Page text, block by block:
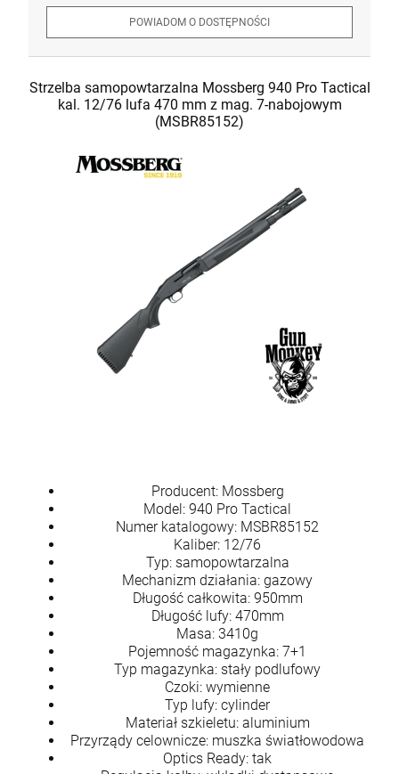
szt.
DO KOSZYKA
Pistolet HoG Sport v.1 (RA9) kal. 9x19mm
1 699,00 zł
1 990,00 zł
1 990,00 zł
szt.
DO KOSZYKA
POWIADOM O DOSTĘPNOŚCI
Strzelba samopowtarzalna Mossberg 940 Pro Tactical
kal. 12/76 lufa 470 mm z mag. 7-nabojowym
(MSBR85152)
Producent: Mossberg
Model: 940 Pro Tactical
Numer katalogowy: MSBR85152
Kaliber: 12/76
Typ: samopowtarzalna
Mechanizm działania: gazowy
Długość całkowita: 950mm
Długość lufy: 470mm
Masa: 3410g
Pojemność magazynka: 7+1
Typ magazynka: stały podlufowy
Czoki: wymienne
Typ lufy: cylinder
Materiał szkieletu: aluminium
Przyrządy celownicze: muszka światłowodowa
Optics Ready: tak